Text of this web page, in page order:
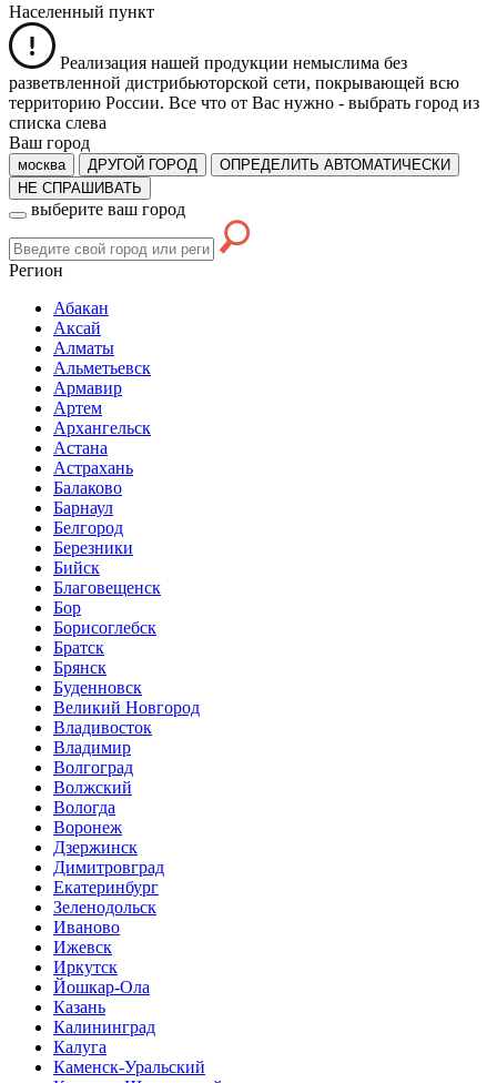
Населенный пункт
Реализация нашей продукции немыслима без
разветвленной дистрибьюторской сети, покрывающей всю
территорию России. Все что от Вас нужно - выбрать город из
списка слева
Ваш город
москва ДРУГОЙ ГОРОД
ОПРЕДЕЛИТЬ АВТОМАТИЧЕСКИ
НЕ СПРАШИВАТЬ
выберите ваш город
Регион
Абакан
Аксай
Алматы
Альметьевск
Армавир
Артем
Архангельск
Астана
Астрахань
Балаково
Барнаул
Белгород
Березники
Бийск
Благовещенск
Бор
Борисоглебск
Братск
Брянск
Буденновск
Великий Новгород
Владивосток
Владимир
Волгоград
Волжский
Вологда
Воронеж
Дзержинск
Димитровград
Екатеринбург
Зеленодольск
Иваново
Ижевск
Иркутск
Йошкар-Ола
Казань
Калининград
Калуга
Каменск-Уральский